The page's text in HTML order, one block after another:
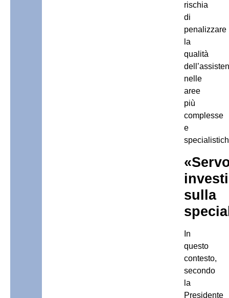
rischia
di
penalizzare
la
qualità
nelle
aree
più
complesse
e
sulla
In
questo
contesto,
secondo
la
Presidente